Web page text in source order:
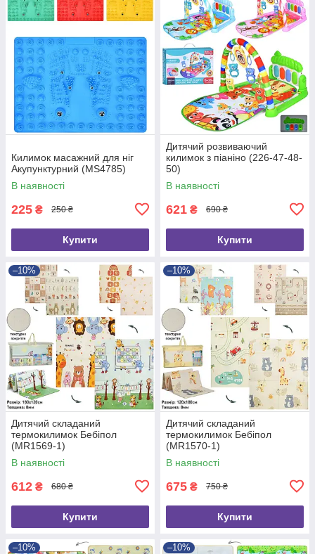
Килимок масажний для ніг
Акупунктурний (MS4785)
В наявності
225 ₴ 250 ₴
Купити
Дитячий розвиваючий
килимок з піаніно (226-47-48-
50)
В наявності
621 ₴ 690 ₴
Купити
–10%
Дитячий складаний
термокилимок Бебіпол
(MR1569-1)
В наявності
612 ₴ 680 ₴
Купити
–10%
Дитячий складаний
термокилимок Бебіпол
(MR1570-1)
В наявності
675 ₴ 750 ₴
Купити
–10% –10%